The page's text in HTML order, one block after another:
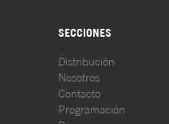
SECCIONES
Distribución
Nosotros
Contacto
Programación